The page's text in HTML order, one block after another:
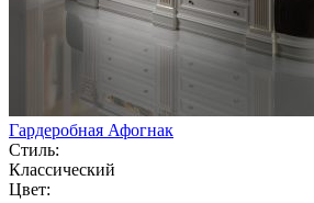
Гардеробная Афогнак
Стиль:
Классический
Цвет: